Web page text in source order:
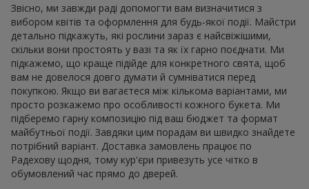
Звісно, ми завжди раді допомогти вам визначитися з
вибором квітів та оформлення для будь-якої події. Майстри
детально підкажуть, які рослини зараз є найсвіжішими,
скільки вони простоять у вазі та як їх гарно поєднати. Ми
підкажемо, що краще підійде для конкретного свята, щоб
вам не довелося довго думати й сумніватися перед
покупкою. Якщо ви вагаєтеся між кількома варіантами, ми
просто розкажемо про особливості кожного букета. Ми
підберемо гарну композицію під ваш бюджет та формат
майбутньої події. Завдяки цим порадам ви швидко знайдете
потрібний варіант. Доставка замовлень працює по
Радехову щодня, тому кур'єри привезуть усе чітко в
обумовлений час прямо до дверей.